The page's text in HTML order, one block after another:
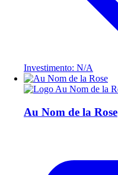
Investimento: N/A
Au Nom de la Rose